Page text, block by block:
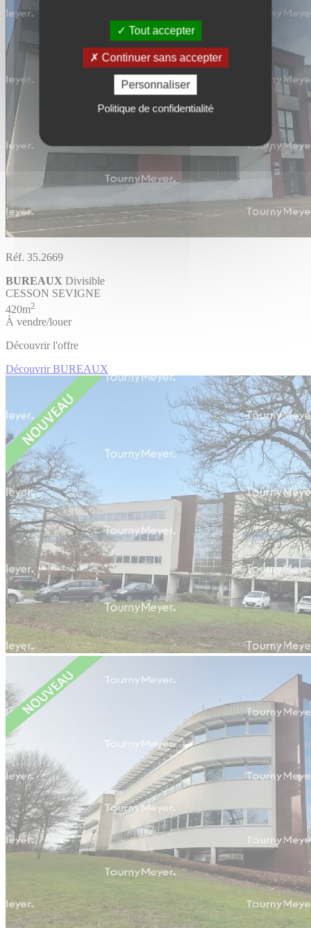
Tout accepter
Continuer sans accepter
Personnaliser
Politique de confidentialité
Réf. 35.2669
BUREAUX Divisible
CESSON SEVIGNE
420m2
À vendre/louer
Découvrir l'offre
Découvrir BUREAUX